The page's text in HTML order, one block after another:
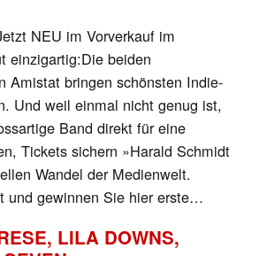
NEU im Vorverkauf im
einzigartig:Die beiden
Amistat bringen schönsten Indie-
Und weil einmal nicht genug ist,
Band direkt für eine
Tickets sichern »Harald Schmidt
Wandel der Medienwelt.
und gewinnen Sie hier erste…
LILA DOWNS,